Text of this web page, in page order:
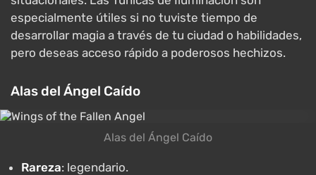
especialmente útiles si no tuviste tiempo de
desarrollar magia a través de tu ciudad o habilidades,
pero deseas acceso rápido a poderosos hechizos.
Alas del Ángel Caído
Alas del Ángel Caído
Rareza: legendario.